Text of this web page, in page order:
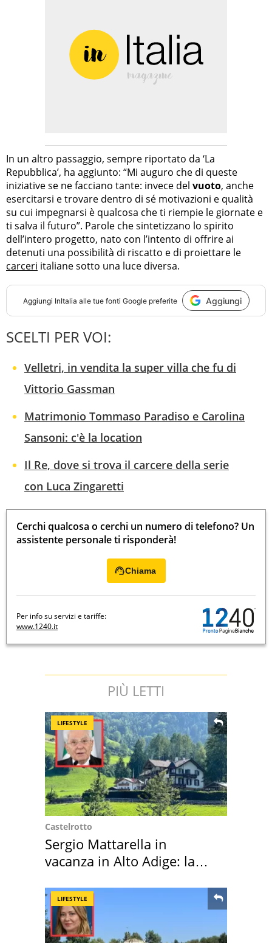
In un altro passaggio, sempre riportato da ‘La
Repubblica’, ha aggiunto: “Mi auguro che di queste
iniziative se ne facciano tante: invece del vuoto, anche
esercitarsi e trovare dentro di sé motivazioni e qualità
su cui impegnarsi è qualcosa che ti riempie le giornate e
ti salva il futuro”. Parole che sintetizzano lo spirito
dell’intero progetto, nato con l’intento di offrire ai
detenuti una possibilità di riscatto e di proiettare le
carceri italiane sotto una luce diversa.
Aggiungi InItalia alle tue fonti Google preferite Aggiungi
SCELTI PER VOI:
Velletri, in vendita la super villa che fu di
Vittorio Gassman
Matrimonio Tommaso Paradiso e Carolina
Sansoni: c'è la location
Il Re, dove si trova il carcere della serie
con Luca Zingaretti
Cerchi qualcosa o cerchi un numero di telefono? Un
assistente personale ti risponderà!
Chiama
Per info su servizi e tariffe:
www.1240.it
PIÙ LETTI
LIFESTYLE
Castelrotto
Sergio Mattarella in
vacanza in Alto Adige: la
LIFESTYLE